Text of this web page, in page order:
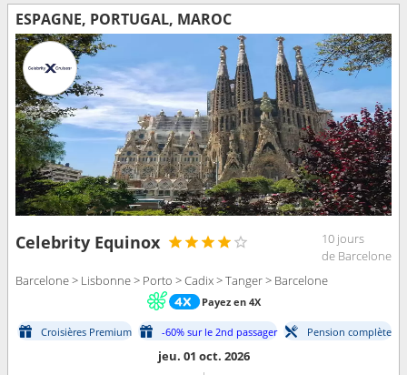
ESPAGNE, PORTUGAL, MAROC
Celebrity Equinox
10 jours
de Barcelone
Barcelone > Lisbonne > Porto > Cadix > Tanger > Barcelone
Payez en 4X
Croisières Premium -60% sur le 2nd passager Pension complète
jeu. 01 oct. 2026